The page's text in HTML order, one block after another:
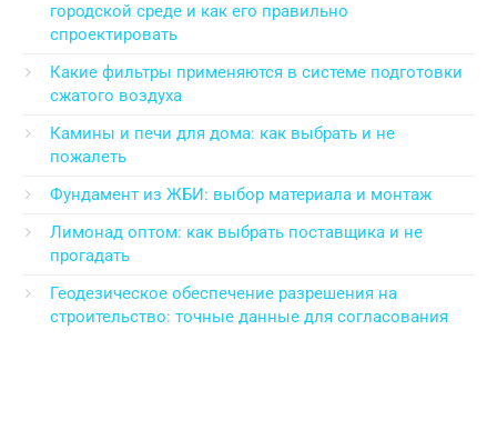
городской среде и как его правильно
спроектировать
Какие фильтры применяются в системе подготовки
сжатого воздуха
Камины и печи для дома: как выбрать и не
пожалеть
Фундамент из ЖБИ: выбор материала и монтаж
Лимонад оптом: как выбрать поставщика и не
прогадать
Геодезическое обеспечение разрешения на
строительство: точные данные для согласования